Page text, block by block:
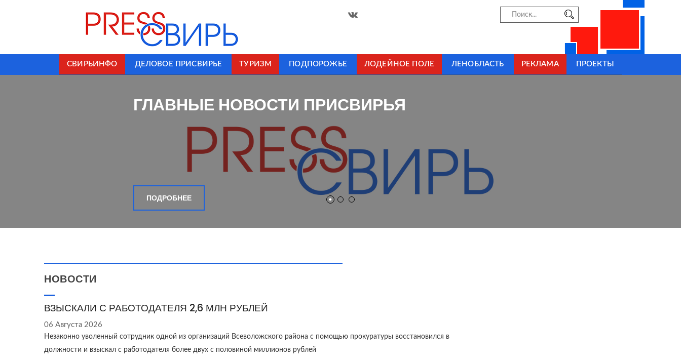
СВИРЬИНФО ДЕЛОВОЕ ПРИСВИРЬЕ ТУРИЗМ ПОДПОРОЖЬЕ ЛОДЕЙНОЕ ПОЛЕ ЛЕНОБЛАСТЬ РЕКЛАМА ПРОЕКТЫ
ГЛАВНЫЕ НОВОСТИ ПРИСВИРЬЯ
ПОДРОБНЕЕ
НОВОСТИ
ВЗЫСКАЛИ С РАБОТОДАТЕЛЯ 2,6 МЛН РУБЛЕЙ
06 Августа 2026
Незаконно уволенный сотрудник одной из организаций Всеволожского района с помощью прокуратуры восстановился в
должности и взыскал с работодателя более двух с половиной миллионов рублей